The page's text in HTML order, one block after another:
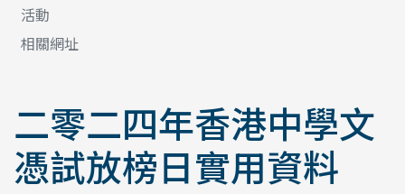
活動
相關網址
二零二四年香港中學文
憑試放榜日實用資料